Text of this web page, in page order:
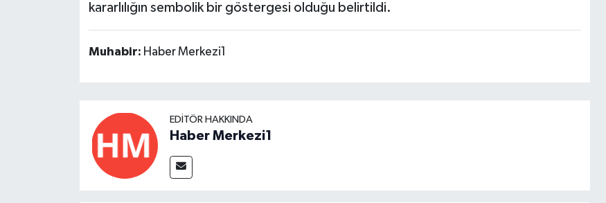
kararlılığın sembolik bir göstergesi olduğu belirtildi.
Muhabir: Haber Merkezi1
EDITÖR HAKKINDA
Haber Merkezi1